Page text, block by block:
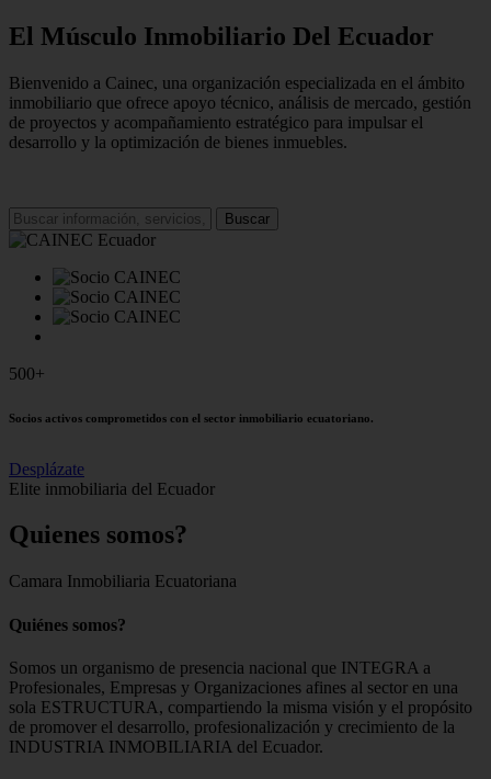
El Músculo Inmobiliario Del Ecuador
Bienvenido a Cainec, una organización especializada en el ámbito
inmobiliario que ofrece apoyo técnico, análisis de mercado, gestión
de proyectos y acompañamiento estratégico para impulsar el
desarrollo y la optimización de bienes inmuebles.
Buscar
500+
Socios activos comprometidos con el sector inmobiliario ecuatoriano.
Desplázate
Elite inmobiliaria del Ecuador
Quienes somos?
Camara Inmobiliaria Ecuatoriana
Quiénes somos?
Somos un organismo de presencia nacional que INTEGRA a
Profesionales, Empresas y Organizaciones afines al sector en una
sola ESTRUCTURA, compartiendo la misma visión y el propósito
de promover el desarrollo, profesionalización y crecimiento de la
INDUSTRIA INMOBILIARIA del Ecuador.